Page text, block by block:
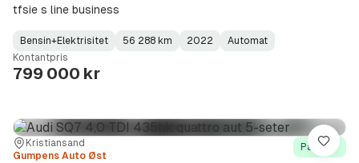
tfsie s line business
Fuel
Type:
Bensin+Elektrisitet
Kilometerstand: 56 288 km
Model
Year:
2022
Gearbox
Type:
Automat
Kontantpris
799 000 kr
Sted:Kristiansand
Forhandler:
Gumpens Auto Øst
På lager
Lagre